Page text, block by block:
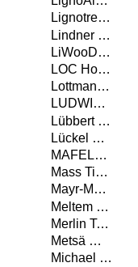
Lignotrend Produktions GmbH
Lindner Gipsfaser- und Trockenbauprodukte GmbH
LiWooD Management AG
LOC Holz GmbH
Lottmann Fensterbänke GmbH
LUDWIG SYSTEM GMBH & CO KG
Lübbert Warenhandel GmbH
Lückel & Partner
MAFELL AG
Mass Timber Solutions GmbH
Mayr-Melnhof Holz Holding AG
Meltem GmbH
Merlin Technology GmbH
Metsä Wood
Michael Weinig Aktiengesellschaft